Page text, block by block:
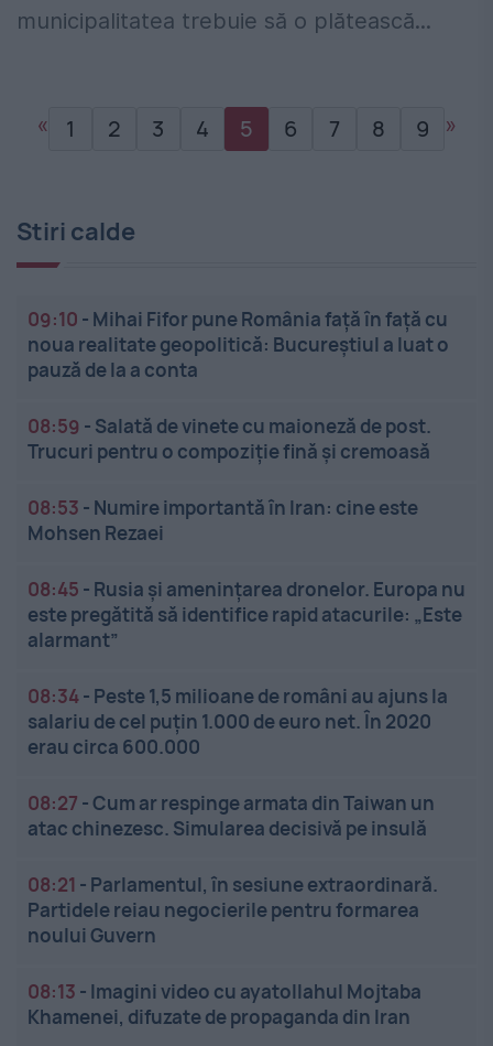
municipalitatea trebuie să o plătească...
« 1 2 3 4 5 6 7 8 9 »
Stiri calde
09:10 - Mihai Fifor pune România față în față cu
noua realitate geopolitică: Bucureștiul a luat o
pauză de la a conta
08:59 - Salată de vinete cu maioneză de post.
Trucuri pentru o compoziție fină și cremoasă
08:53 - Numire importantă în Iran: cine este
Mohsen Rezaei
08:45 - Rusia și amenințarea dronelor. Europa nu
este pregătită să identifice rapid atacurile: „Este
alarmant”
08:34- Peste 1,5 milioane de români au ajuns la
salariu de cel puțin 1.000 de euro net. În 2020
erau circa 600.000
08:27 -Cum ar respinge armata din Taiwan un
atac chinezesc. Simularea decisivă pe insulă
08:21 - Parlamentul, în sesiune extraordinară.
Partidele reiau negocierile pentru formarea
noului Guvern
08:13 - Imagini video cu ayatollahul Mojtaba
Khamenei, difuzate de propaganda din Iran